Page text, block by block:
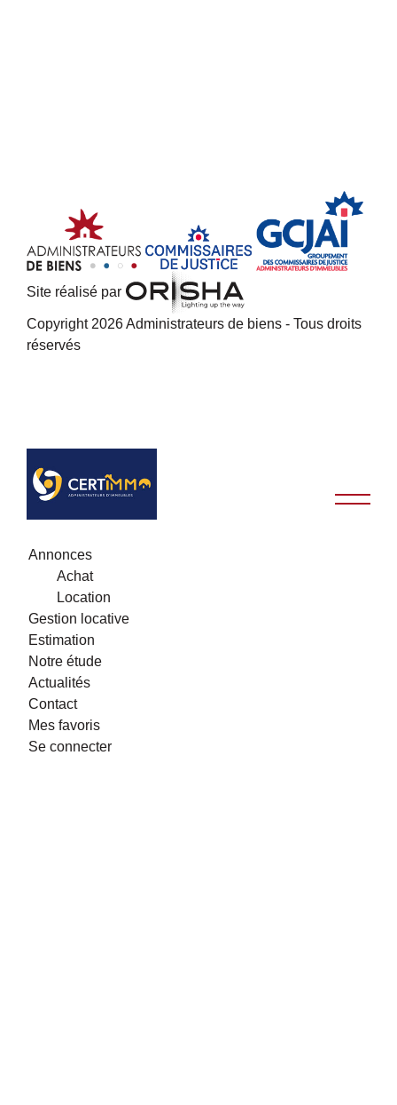
Site réalisé par
Copyright 2026 Administrateurs de biens - Tous droits
réservés
Annonces
Achat
Location
Gestion locative
Estimation
Notre étude
Actualités
Contact
Mes favoris
Se connecter